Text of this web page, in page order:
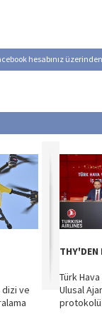
hesabınız
dizi ve
THY'DEN
Türk
Ulusal
protokolü